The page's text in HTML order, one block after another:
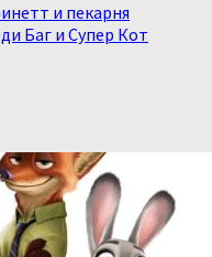
и пекарня
Баг и Супер Кот